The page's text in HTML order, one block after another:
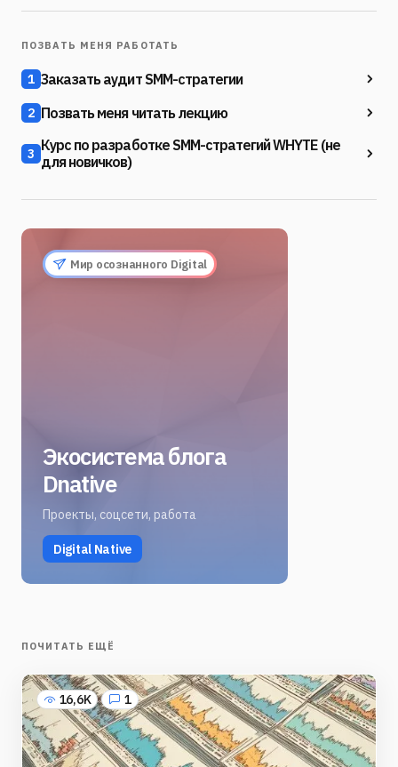
ПОЗВАТЬ МЕНЯ РАБОТАТЬ
1 Заказать аудит SMM-стратегии
2 Позвать меня читать лекцию
3 Курс по разработке SMM-стратегий WHYTE (не
для новичков)
Мир осознанного Digital
Экосистема блога
Dnative
Проекты, соцсети, работа
Digital Native
ПОЧИТАТЬ ЕЩЁ
16,6K 1